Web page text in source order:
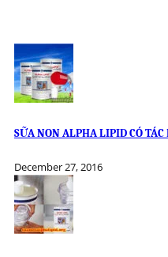
SỮA NON ALPHA LIPID CÓ
December 27, 2016